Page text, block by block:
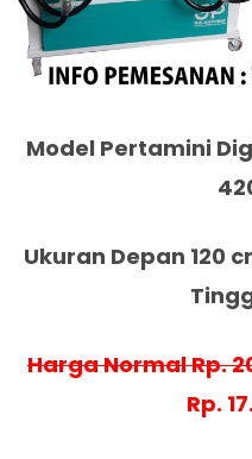
Model Pertamini
Ukuran Depan 120
Harga Normal Rp.
Rp.